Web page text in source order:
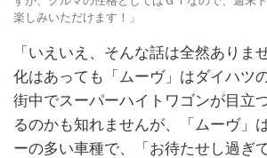
楽しみいただけます！」
「いえいえ、そんな話は全然あり
化はあっても「ムーヴ」はダイハツ
街中でスーパーハイトワゴンが目立
るのかも知れませんが、「ムーヴ」
ーの多い車種で、「お待たせし過ぎ